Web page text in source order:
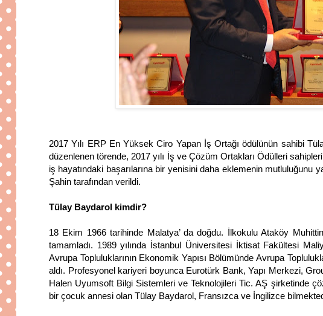
2017 Yılı ERP En Yüksek Ciro Yapan İş Ortağı ödülünün sahibi
düzenlenen törende, 2017 yılı İş ve Çözüm Ortakları Ödülleri
iş hayatındaki başarılarına bir yenisini daha eklemenin
Şahin tarafından verildi.
Tülay Baydarol kimdir?
18 Ekim 1966 tarihinde Malatya’ da doğdu. İlkokulu Ataköy
tamamladı. 1989 yılında İstanbul Üniversitesi İktisat Fakültesi
Avrupa Topluluklarının Ekonomik Yapısı Bölümünde Avrupa
aldı. Profesyonel kariyeri boyunca Eurotürk Bank, Yapı Merkezi,
Halen Uyumsoft Bilgi Sistemleri ve Teknolojileri Tic. AŞ şirketinde
bir çocuk annesi olan Tülay Baydarol, Fransızca ve İngilizce